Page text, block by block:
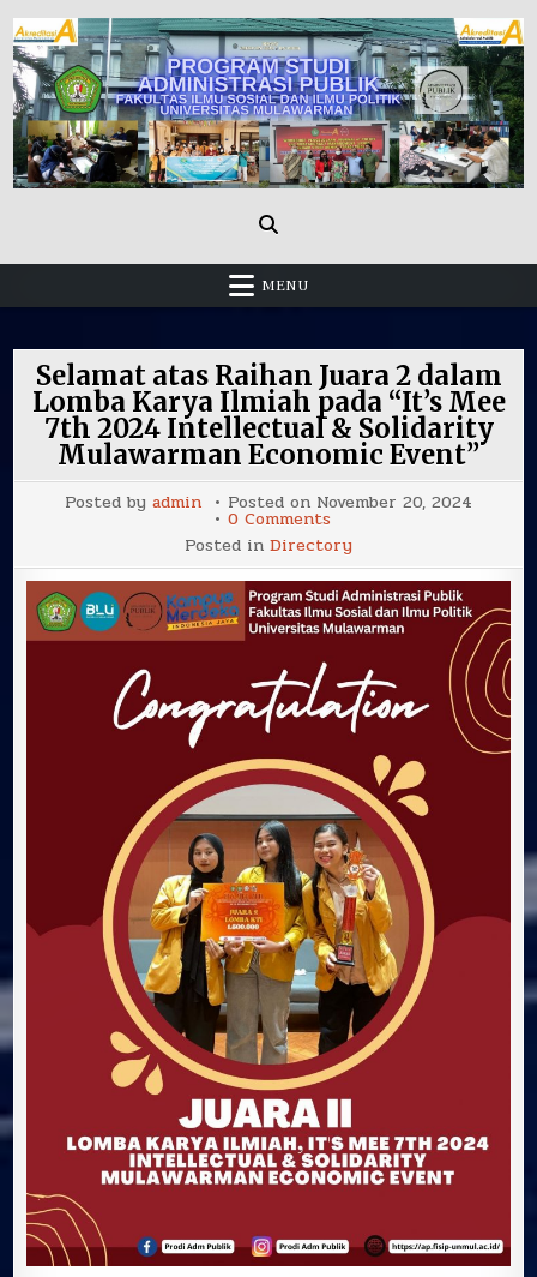
Skip
to
content
Administrasi Publik Fisip Unmul
MENU
Selamat atas Raihan Juara 2 dalam
Lomba Karya Ilmiah pada “It’s Mee
7th 2024 Intellectual & Solidarity
Mulawarman Economic Event”
Posted by admin Posted on November 20, 2024
0 Commentson
atas
Raihan
Juara
2
dalam
Lomba
Ilmiah
pada
“It’s
Mee
7th
Intellectual
&
Solidarity
Mulawarman
Economic
Event”
Posted in Directory